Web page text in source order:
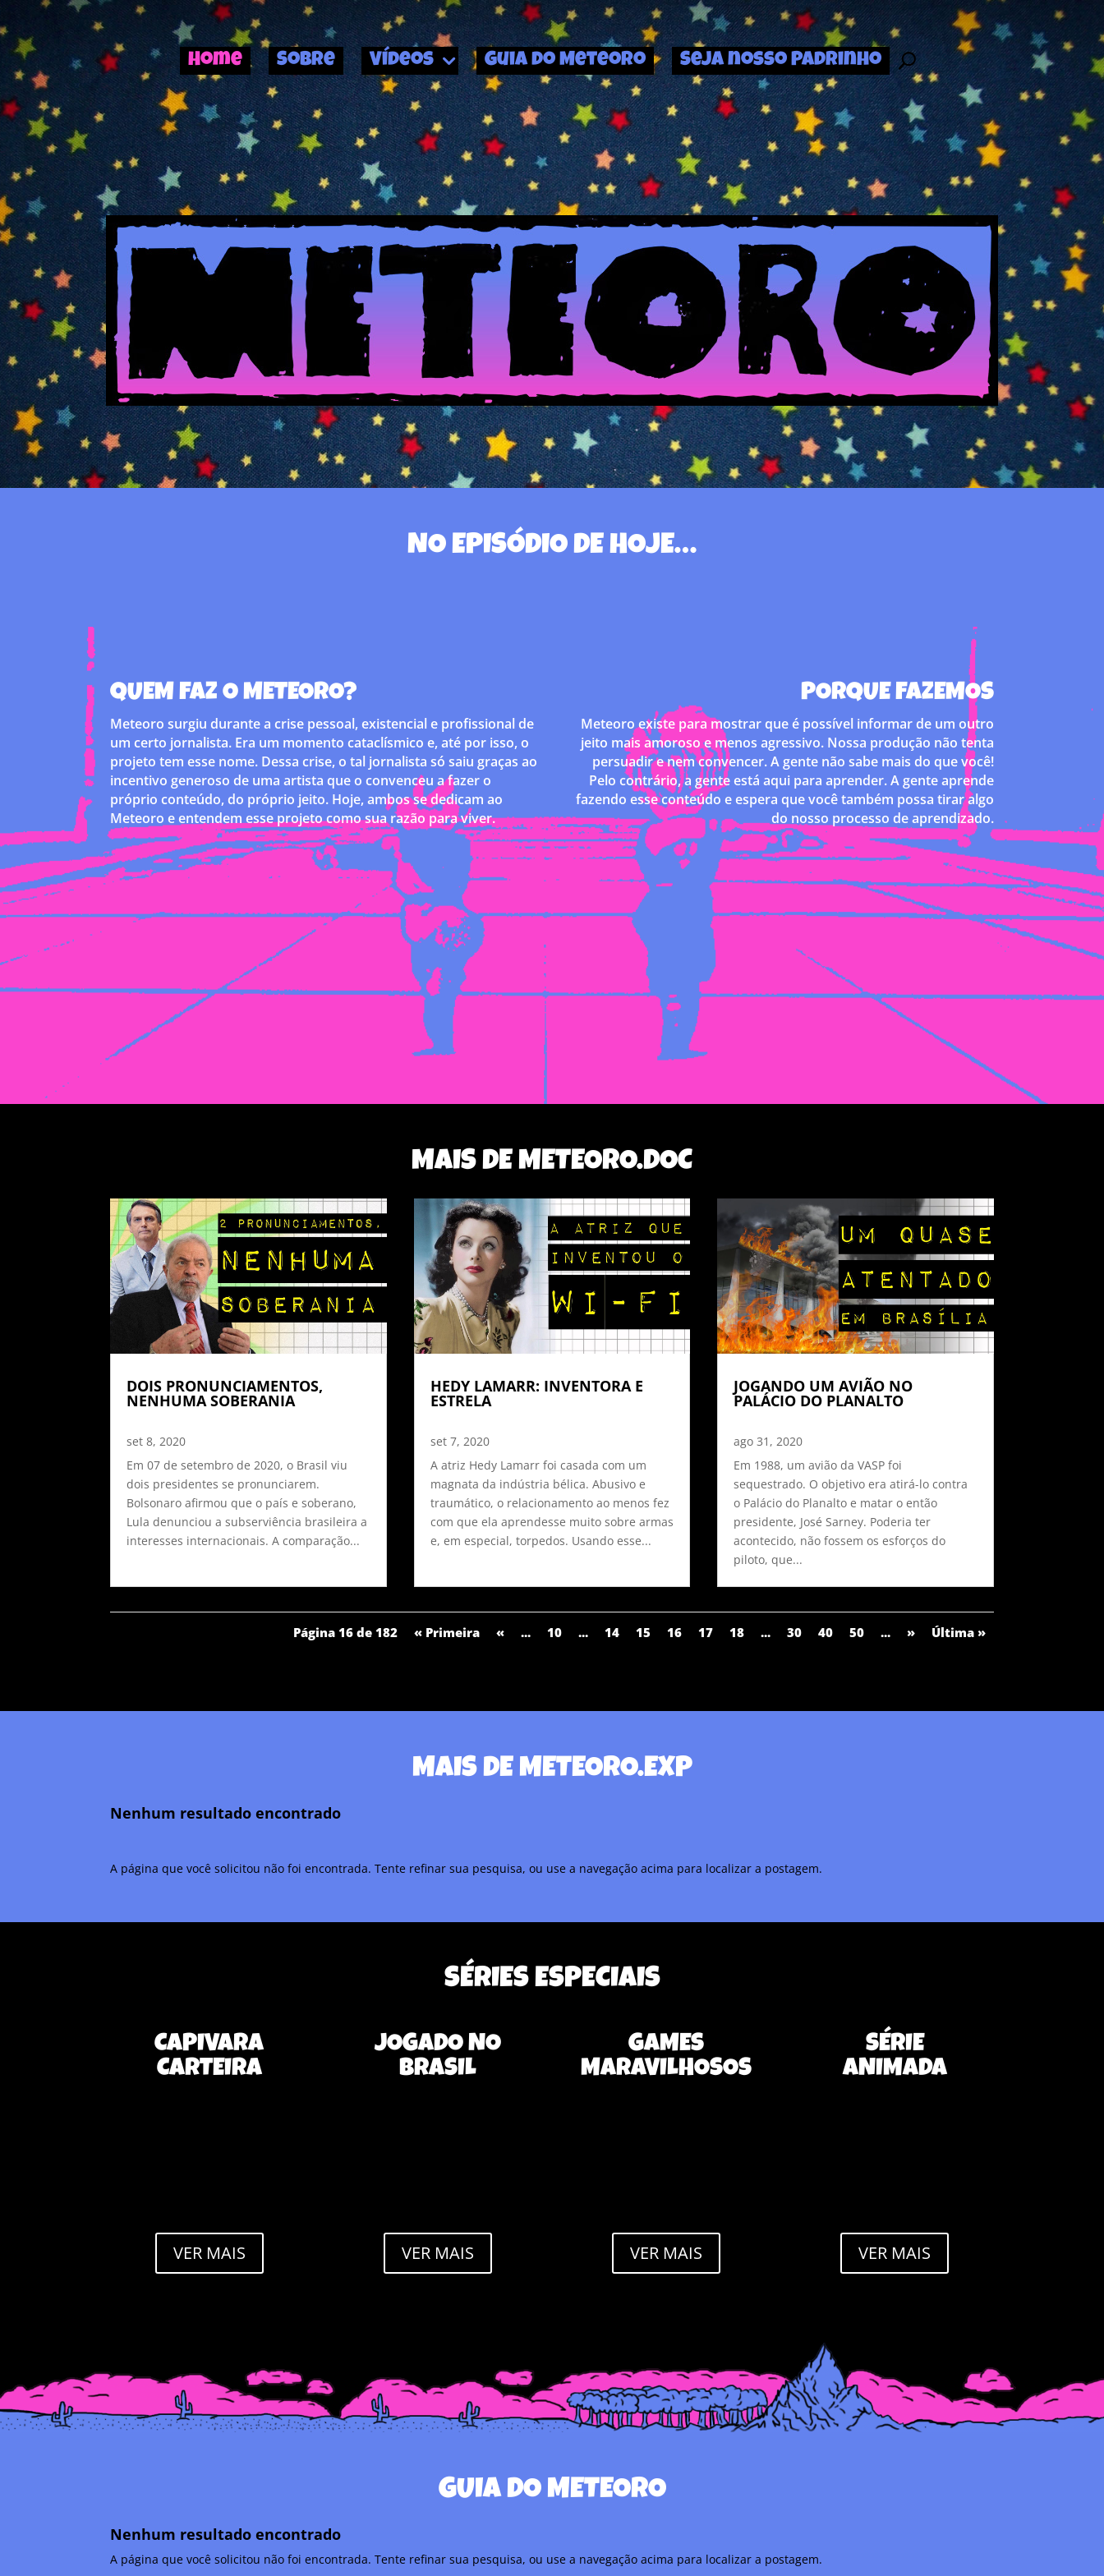
Home Sobre Vídeos Guia do Meteoro Seja nosso Padrinho
NO EPISÓDIO DE HOJE…
QUEM FAZ O METEORO?
Meteoro surgiu durante a crise pessoal, existencial e profissional de
um certo jornalista. Era um momento cataclísmico e, até por isso, o
projeto tem esse nome. Dessa crise, o tal jornalista só saiu graças ao
incentivo generoso de uma artista que o convenceu a fazer o
próprio conteúdo, do próprio jeito. Hoje, ambos se dedicam ao
Meteoro e entendem esse projeto como sua razão para viver.
PORQUE FAZEMOS
Meteoro existe para mostrar que é possível informar de um outro
jeito mais amoroso e menos agressivo. Nossa produção não tenta
persuadir e nem convencer. A gente não sabe mais do que você!
Pelo contrário, a gente está aqui para aprender. A gente aprende
fazendo esse conteúdo e espera que você também possa tirar algo
do nosso processo de aprendizado.
MAIS DE METEORO.DOC
DOIS PRONUNCIAMENTOS,
NENHUMA SOBERANIA
set 8, 2020
Em 07 de setembro de 2020, o Brasil viu
dois presidentes se pronunciarem.
Bolsonaro afirmou que o país e soberano,
Lula denunciou a subserviência brasileira a
interesses internacionais. A comparação...
HEDY LAMARR: INVENTORA E
ESTRELA
set 7, 2020
A atriz Hedy Lamarr foi casada com um
magnata da indústria bélica. Abusivo e
traumático, o relacionamento ao menos fez
com que ela aprendesse muito sobre armas
e, em especial, torpedos. Usando esse...
JOGANDO UM AVIÃO NO
PALÁCIO DO PLANALTO
ago 31, 2020
Em 1988, um avião da VASP foi
sequestrado. O objetivo era atirá-lo contra
o Palácio do Planalto e matar o então
presidente, José Sarney. Poderia ter
acontecido, não fossem os esforços do
piloto, que...
Página 16 de 182 « Primeira « ... 10 ... 14 15 16 17 18 ... 30 40 50 ... » Última »
MAIS DE METEORO.EXP
Nenhum resultado encontrado
A página que você solicitou não foi encontrada. Tente refinar sua pesquisa, ou use a navegação acima para localizar a postagem.
SÉRIES ESPECIAIS
CAPIVARA
CARTEIRA
VER MAIS
JOGADO NO
BRASIL
VER MAIS
GAMES
MARAVILHOSOS
VER MAIS
SÉRIE
ANIMADA
VER MAIS
GUIA DO METEORO
Nenhum resultado encontrado
A página que você solicitou não foi encontrada. Tente refinar sua pesquisa, ou use a navegação acima para localizar a postagem.